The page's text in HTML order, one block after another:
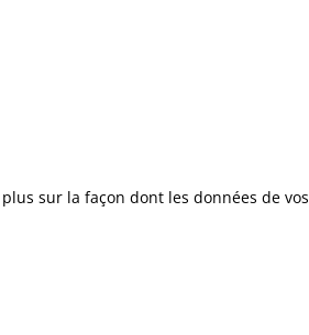
plus sur la façon dont les données de vos